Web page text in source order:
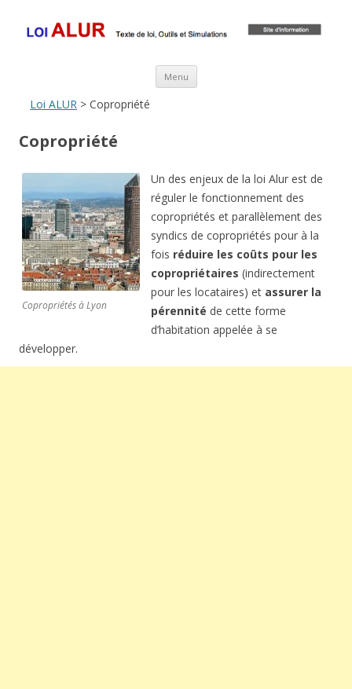
Loi ALUR
ALUR
Menu Aller au contenu principal
Loi ALUR > Copropriété
Copropriété
Copropriétés à Lyon
Un des enjeux de la loi Alur est de
réguler le fonctionnement des
copropriétés et parallèlement des
syndics de copropriétés pour à la
fois réduire les coûts pour les
copropriétaires (indirectement
pour les locataires) et assurer la
pérennité de cette forme
d’habitation appelée à se
développer.